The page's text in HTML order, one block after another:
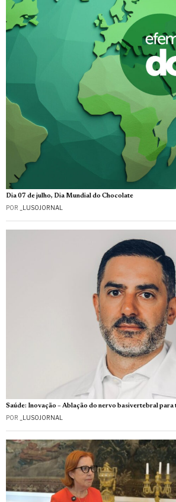
Dia 07 de julho, Dia Mundial do Chocolate
POR _LUSOJORNAL
Saúde: Inovação – Ablação do nervo basivertebral
POR _LUSOJORNAL